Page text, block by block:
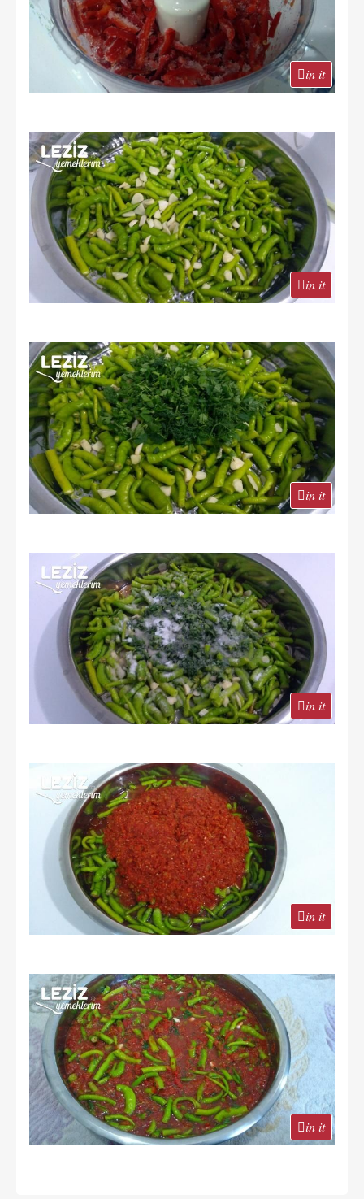
in it
in it
in it
in it
in it
in it